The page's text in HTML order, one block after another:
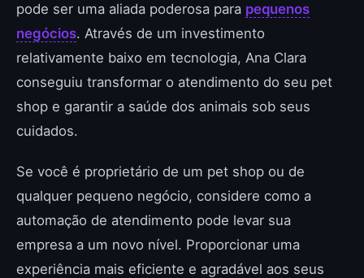
pode ser uma aliada poderosa para pequenos
negócios. Através de um investimento
relativamente baixo em tecnologia, Ana Clara
conseguiu transformar o atendimento do seu pet
shop e garantir a saúde dos animais sob seus
cuidados.
Se você é proprietário de um pet shop ou de
qualquer pequeno negócio, considere como a
automação de atendimento pode levar sua
empresa a um novo nível. Proporcionar uma
experiência mais eficiente e agradável aos seus